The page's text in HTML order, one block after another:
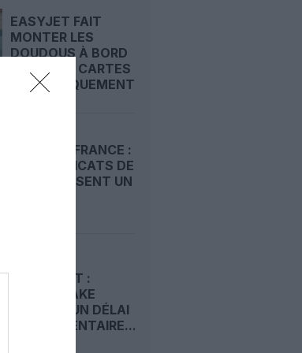
EASYJET FAIT
MONTER LES
DOUDOUS À BORD
AVEC DES CARTES
D’EMBARQUEMENT...
EASYJET FRANCE :
LES SYNDICATS DE
PNC DÉPOSENT UN
D’EASYJET :
CASTLELAKE
OBTIENT UN DÉLAI
SUPPLÉMENTAIRE...